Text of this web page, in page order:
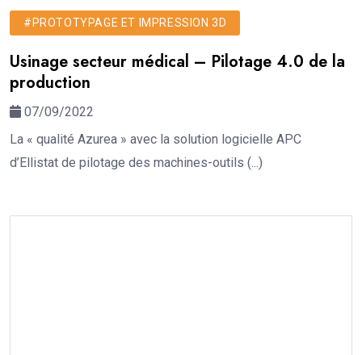
#PROTOTYPAGE ET IMPRESSION 3D
Usinage secteur médical – Pilotage 4.0 de la
production
07/09/2022
La « qualité Azurea » avec la solution logicielle APC
d’Ellistat de pilotage des machines-outils (...)